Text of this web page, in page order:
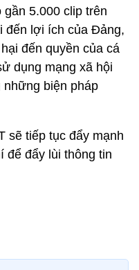
5.000 clip trên
đến lợi ích của Đảng,
đến quyền của cá
dụng mạng xã hội
biện pháp
sẽ tiếp tục đẩy mạnh
để đẩy lùi thông tin